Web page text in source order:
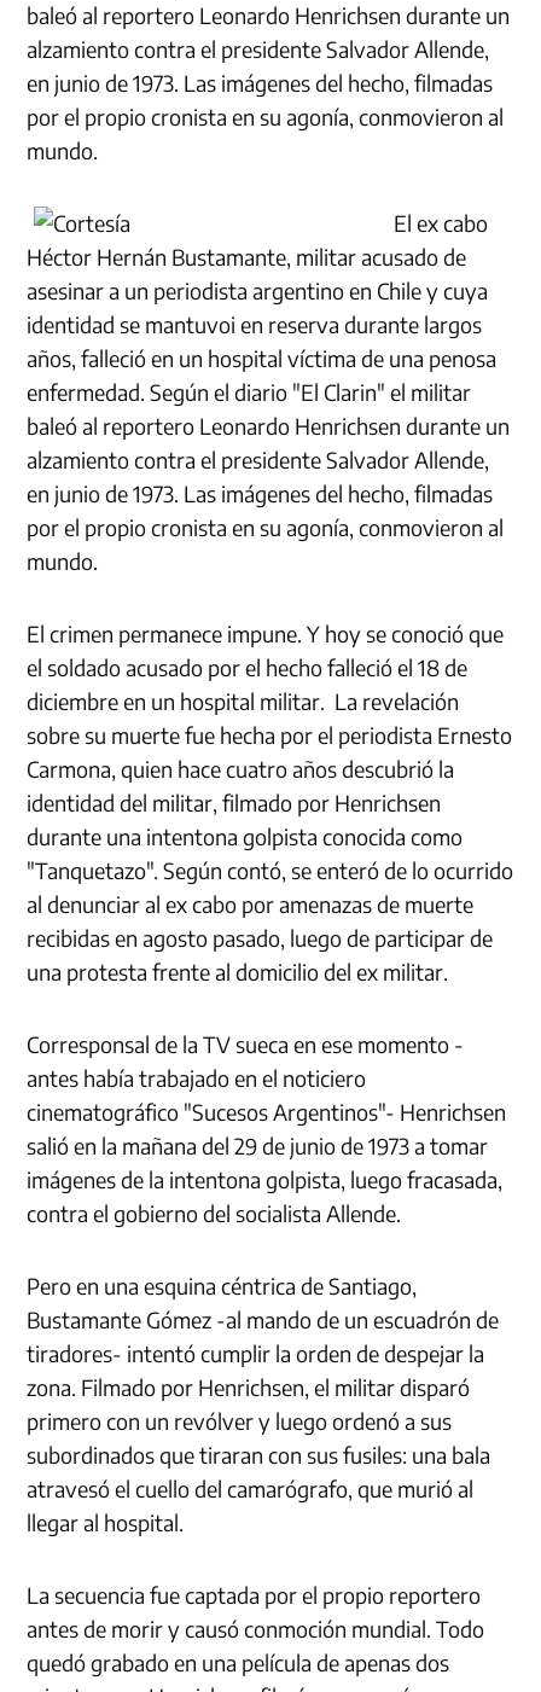
baleó al reportero Leonardo Henrichsen durante un
alzamiento contra el presidente Salvador Allende,
en junio de 1973. Las imágenes del hecho, filmadas
por el propio cronista en su agonía, conmovieron al
mundo.
El ex cabo
Héctor Hernán Bustamante, militar acusado de
asesinar a un periodista argentino en Chile y cuya
identidad se mantuvoi en reserva durante largos
años, falleció en un hospital víctima de una penosa
enfermedad. Según el diario "El Clarin" el militar
baleó al reportero Leonardo Henrichsen durante un
alzamiento contra el presidente Salvador Allende,
en junio de 1973. Las imágenes del hecho, filmadas
por el propio cronista en su agonía, conmovieron al
mundo.
El crimen permanece impune. Y hoy se conoció que
el soldado acusado por el hecho falleció el 18 de
diciembre en un hospital militar. La revelación
sobre su muerte fue hecha por el periodista Ernesto
Carmona, quien hace cuatro años descubrió la
identidad del militar, filmado por Henrichsen
durante una intentona golpista conocida como
"Tanquetazo". Según contó, se enteró de lo ocurrido
al denunciar al ex cabo por amenazas de muerte
recibidas en agosto pasado, luego de participar de
una protesta frente al domicilio del ex militar.
Corresponsal de la TV sueca en ese momento -
antes había trabajado en el noticiero
cinematográfico "Sucesos Argentinos"- Henrichsen
salió en la mañana del 29 de junio de 1973 a tomar
imágenes de la intentona golpista, luego fracasada,
contra el gobierno del socialista Allende.
Pero en una esquina céntrica de Santiago,
Bustamante Gómez -al mando de un escuadrón de
tiradores- intentó cumplir la orden de despejar la
zona. Filmado por Henrichsen, el militar disparó
primero con un revólver y luego ordenó a sus
subordinados que tiraran con sus fusiles: una bala
atravesó el cuello del camarógrafo, que murió al
llegar al hospital.
La secuencia fue captada por el propio reportero
antes de morir y causó conmoción mundial. Todo
quedó grabado en una película de apenas dos